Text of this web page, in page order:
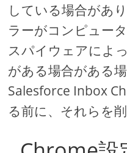
している場合があ
ラーがコンピュー
スパイウェアによ
がある場合がある
Salesforce Inbox
る前に、それらを